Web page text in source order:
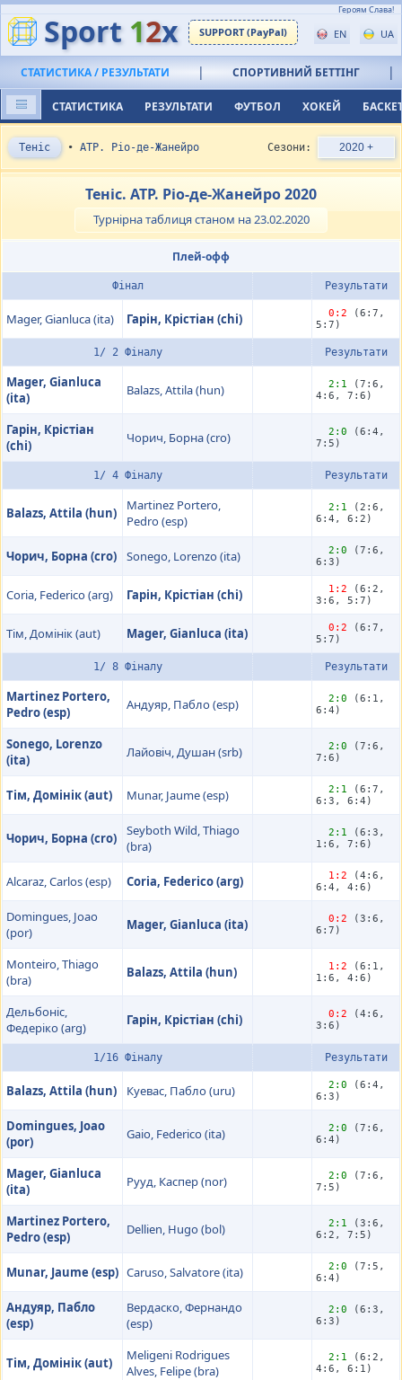
Героям Слава!
Sport 12x SUPPORT (PayPal) EN UA
СТАТИСТИКА / РЕЗУЛЬТАТИ | СПОРТИВНИЙ БЕТТІНГ |
СТАТИСТИКА РЕЗУЛЬТАТИ ФУТБОЛ ХОКЕЙ
Теніс • ATP. Ріо-де-Жанейро Сезони: 2020 +
Теніс. ATP. Ріо-де-Жанейро 2020
Турнірна таблиця станом на 23.02.2020
Плей-офф
Фінал Результати
Mager, Gianluca (ita) Гарін, Крістіан (chi) 0:2 (6:7,
5:7)
1/ 2 Фіналу Результати
Mager, Gianluca
(ita)
Balazs, Attila (hun) 2:1 (7:6,
4:6, 7:6)
Гарін, Крістіан
(chi)
Чорич, Борна (cro) 2:0 (6:4,
7:5)
1/ 4 Фіналу Результати
Balazs, Attila (hun)
Martinez Portero,
Pedro (esp)
2:1 (2:6,
6:4, 6:2)
Чорич, Борна (cro) Sonego, Lorenzo (ita) 2:0 (7:6,
6:3)
Coria, Federico (arg) Гарін, Крістіан (chi) 1:2 (6:2,
3:6, 5:7)
Тім, Домінік (aut) Mager, Gianluca (ita) 0:2 (6:7,
5:7)
1/ 8 Фіналу Результати
Martinez Portero,
Pedro (esp)
Андуяр, Пабло (esp) 2:0 (6:1,
6:4)
Sonego, Lorenzo
(ita)
Лайовіч, Душан (srb) 2:0 (7:6,
7:6)
Тім, Домінік (aut) Munar, Jaume (esp) 2:1 (6:7,
6:3, 6:4)
Чорич, Борна (cro)
Seyboth Wild, Thiago
(bra)
2:1 (6:3,
1:6, 7:6)
Alcaraz, Carlos (esp) Coria, Federico (arg) 1:2 (4:6,
6:4, 4:6)
Domingues, Joao
(por)
Mager, Gianluca (ita) 0:2 (3:6,
6:7)
Monteiro, Thiago
(bra)
Balazs, Attila (hun) 1:2 (6:1,
1:6, 4:6)
Дельбоніс,
Федеріко (arg)
Гарін, Крістіан (chi) 0:2 (4:6,
3:6)
1/16 Фіналу Результати
Balazs, Attila (hun) Куевас, Пабло (uru) 2:0 (6:4,
6:3)
Domingues, Joao
(por)
Gaio, Federico (ita) 2:0 (7:6,
6:4)
Mager, Gianluca
(ita)
Рууд, Каспер (nor) 2:0 (7:6,
7:5)
Martinez Portero,
Pedro (esp)
Dellien, Hugo (bol) 2:1 (3:6,
6:2, 7:5)
Munar, Jaume (esp) Caruso, Salvatore (ita) 2:0 (7:5,
6:4)
Андуяр, Пабло
(esp)
Вердаско, Фернандо
(esp)
2:0 (6:3,
6:3)
Тім, Домінік (aut)
Meligeni Rodrigues
Alves, Felipe (bra)
2:1 (6:2,
4:6, 6:1)